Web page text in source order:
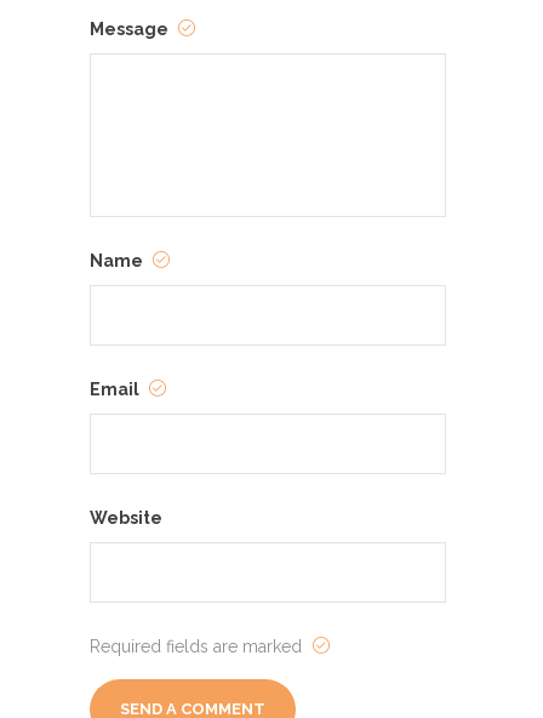
Message
Name
Email
Website
Required fields are marked